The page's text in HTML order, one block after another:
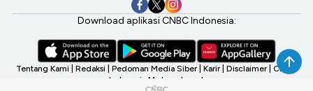
Download aplikasi CNBC Indonesia:
Tentang Kami Redaksi Pedoman Media Siber Karir Disclaimer CNBC
Indonesia My Investment